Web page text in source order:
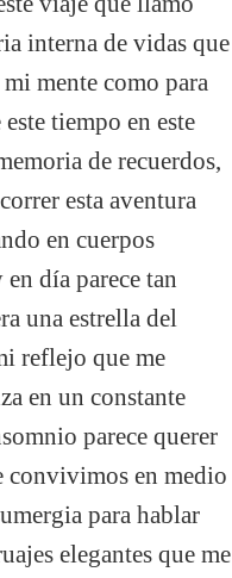
interna de vidas que
mente como para
tiempo en este
de recuerdos,
esta aventura
en cuerpos
día parece tan
una estrella del
reflejo que me
en un constante
parece querer
convivimos en medio
para hablar
elegantes que me